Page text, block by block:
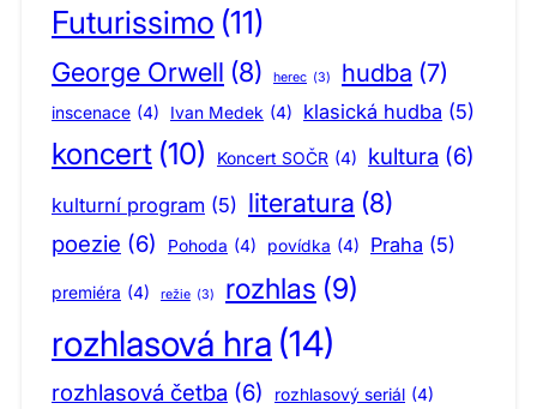
Futurissimo (11)
George Orwell (8) herec (3) hudba (7)
inscenace (4) Ivan Medek (4) klasická hudba (5)
koncert (10) Koncert SOČR (4) kultura (6)
kulturní program (5) literatura (8)
poezie (6) Pohoda (4) povídka (4) Praha (5)
premiéra (4) režie (3) rozhlas (9)
rozhlasová hra (14)
rozhlasová četba (6) rozhlasový seriál (4)